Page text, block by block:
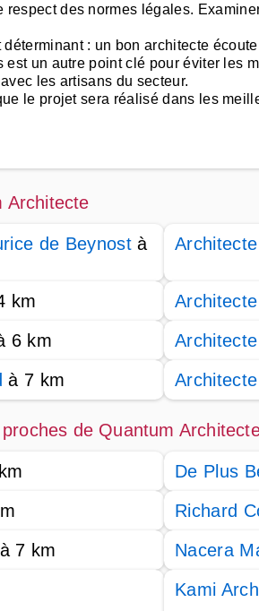
des normes légales.
: un bon architecte
est un autre point clé pour éviter
les artisans du secteur.
le projet sera réalisé dans les
Architecte
de Beynostà
km
6 km
à 7 km
de Quantum
De Plus
Richard
à 7 km Nacera
Kami